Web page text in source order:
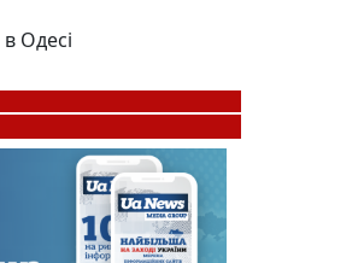
в Одесі